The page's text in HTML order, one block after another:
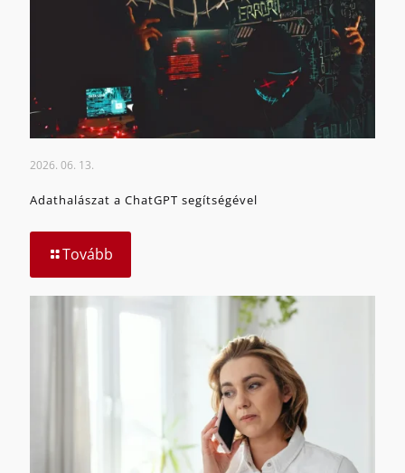
2026. 06. 13.
Adathalászat a ChatGPT segítségével
Tovább